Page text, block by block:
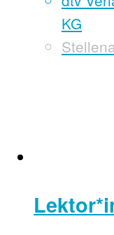
KG